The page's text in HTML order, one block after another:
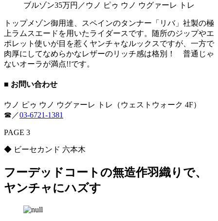
ブルゾン35万円／ウノ ピゥ ウノ ウグァーレ トレ
トップメゾン御用達、スペインのタンナー「リバ」社製の極
上ラムスエードを用いたライダースです。随所のジップやエ
ポレット使いが目を惹くヤンチャなルックスですが、一方で
肉厚にしてなめらかなレザーのリッチ感は格別！ 普通じゃ
ないオーラが満点!!です。
■ お問い合わせ
ウノ ピゥ ウノ ウグァーレ トレ（ウェストウォーク 4F）
☎︎／03-6721-1381
PAGE 3
◆ ビーセカンド 六本木
フーデッドコートの無造作羽織りで、
ヤンチャにハズす